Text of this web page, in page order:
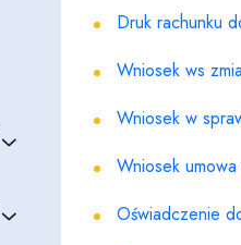
Druk rachunku
Wniosek ws
Wniosek w
Wniosek
Oświadczenie